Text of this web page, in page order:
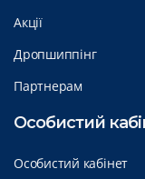
Акції
Дропшиппінг
Партнерам
Особистий
Особистий кабінет